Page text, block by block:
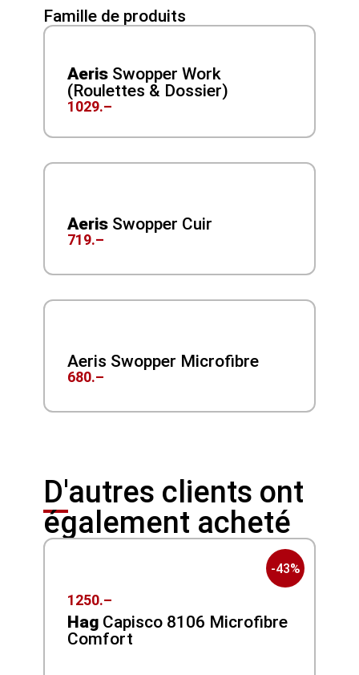
Famille de produits
Aeris Swopper Work
(Roulettes & Dossier)
1029.–
Aeris Swopper Cuir
719.–
Aeris Swopper Microfibre
680.–
D'autres clients ont
également acheté
-43%
1250.–
Hag Capisco 8106 Microfibre
Comfort